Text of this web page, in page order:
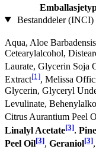
Bestanddeler (INCI)
Aqua, Aloe
Cetearylalcohol,
Laurate, Glycerin Soja
Extract[1], Melissa
Glycerin, Glyceryl
Levulinate,
Citrus Aurantium Peel
Linalyl Acetate[3],
Peel Oil[3], Geraniol[3],